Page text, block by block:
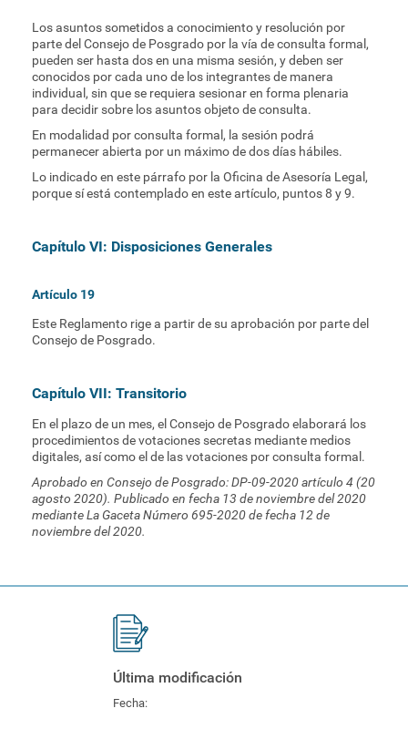
Los asuntos sometidos a conocimiento y resolución por
parte del Consejo de Posgrado por la vía de consulta formal,
pueden ser hasta dos en una misma sesión, y deben ser
conocidos por cada uno de los integrantes de manera
individual, sin que se requiera sesionar en forma plenaria
para decidir sobre los asuntos objeto de consulta.
En modalidad por consulta formal, la sesión podrá
permanecer abierta por un máximo de dos días hábiles.
Lo indicado en este párrafo por la Oficina de Asesoría Legal,
porque sí está contemplado en este artículo, puntos 8 y 9.
Capítulo VI: Disposiciones Generales
Artículo 19
Este Reglamento rige a partir de su aprobación por parte del
Consejo de Posgrado.
Capítulo VII: Transitorio
En el plazo de un mes, el Consejo de Posgrado elaborará los
procedimientos de votaciones secretas mediante medios
digitales, así como el de las votaciones por consulta formal.
Aprobado en Consejo de Posgrado: DP-09-2020 artículo 4 (20
agosto 2020). Publicado en fecha 13 de noviembre del 2020
mediante La Gaceta Número 695-2020 de fecha 12 de
noviembre del 2020.
Última modificación
Fecha: